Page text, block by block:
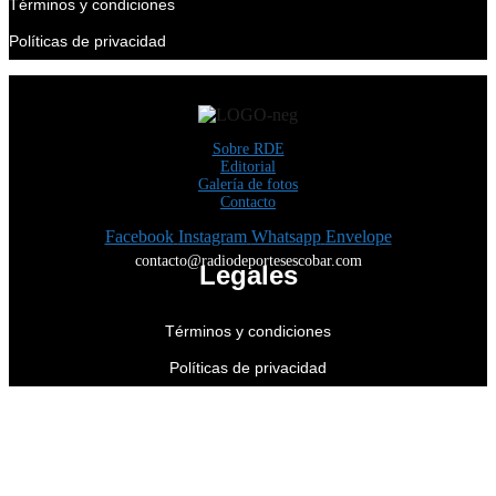
Términos y condiciones
Políticas de privacidad
Sobre RDE
Editorial
Galería de fotos
Contacto
Facebook Instagram Whatsapp Envelope
contacto@radiodeportesescobar.com
Legales
Términos y condiciones
Políticas de privacidad